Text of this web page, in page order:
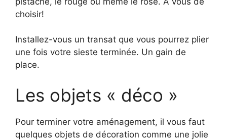
choisir!
Installez-vous un transat que vous pourrez plier
une fois votre sieste terminée. Un gain de
place.
Les objets « déco »
Pour terminer votre aménagement, il vous faut
quelques objets de décoration comme une jolie